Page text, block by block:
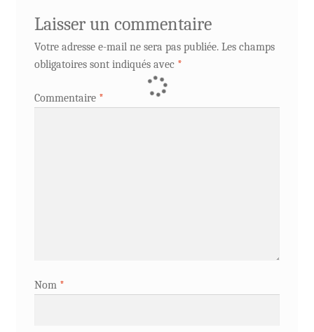
Laisser un commentaire
Votre adresse e-mail ne sera pas publiée. Les champs
obligatoires sont indiqués avec *
Commentaire *
Nom *